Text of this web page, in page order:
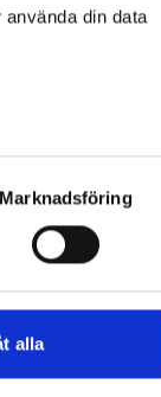
din data
. Du kan ändra
från din enhet
informationen
Marknadsföring
alla
13,0
6,0
5,5